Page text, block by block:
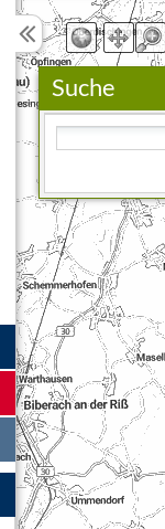
Suche
Bitte geben Sie